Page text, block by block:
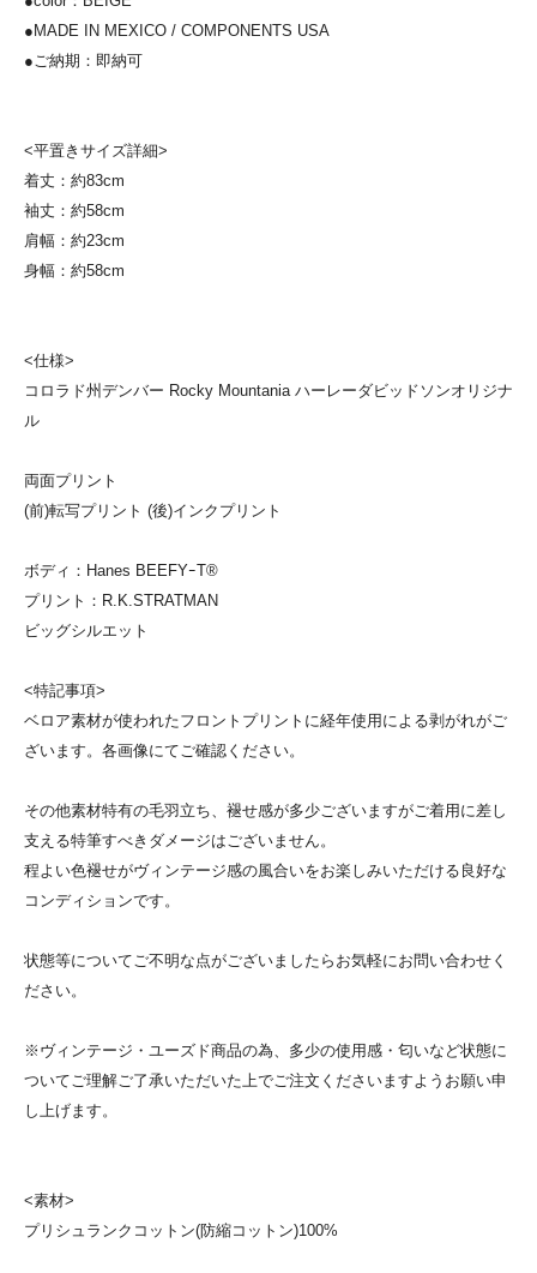
●MADE IN MEXICO / COMPONENTS USA
●ご納期：即納可
<平置きサイズ詳細>
着丈：約83cm
袖丈：約58cm
肩幅：約23cm
身幅：約58cm
<仕様>
コロラド州デンバー Rocky Mountania ハーレーダビッドソンオリジナ
ル
両面プリント
(前)転写プリント (後)インクプリント
ボディ：Hanes BEEFYｰT®
プリント：R.K.STRATMAN
ビッグシルエット
<特記事項>
ベロア素材が使われたフロントプリントに経年使用による剥がれがご
ざいます。各画像にてご確認ください。
その他素材特有の毛羽立ち、褪せ感が多少ございますがご着用に差し
支える特筆すべきダメージはございません。
程よい色褪せがヴィンテージ感の風合いをお楽しみいただける良好な
コンディションです。
状態等についてご不明な点がございましたらお気軽にお問い合わせく
ださい。
※ヴィンテージ・ユーズド商品の為、多少の使用感・匂いなど状態に
ついてご理解ご了承いただいた上でご注文くださいますようお願い申
し上げます。
<素材>
プリシュランクコットン(防縮コットン)100%